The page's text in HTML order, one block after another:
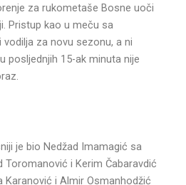
za rukometaše Bosne uoči
Pristup kao u meču sa
za novu sezonu, a ni
posljednjih 15-ak minuta nije
je bio Nedžad Imamagić sa
Toromanović i Kerim Čabaravdić
Karanović i Almir Osmanhodžić